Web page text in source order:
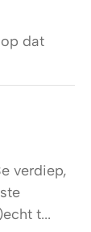
dat
verdiep,
t...